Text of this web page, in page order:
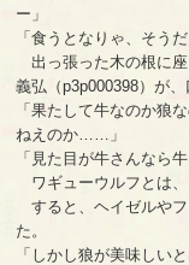
ー」
「食うとなりゃ、そうだ
出っ張った木の根に
義弘（p3p000398）が、
「果たして牛なのか狼
ねえのか……」
「見た目が牛さんなら
ワギューウルフとは、
すると、ヘイゼルやフ
た。
「しかし狼が美味しい